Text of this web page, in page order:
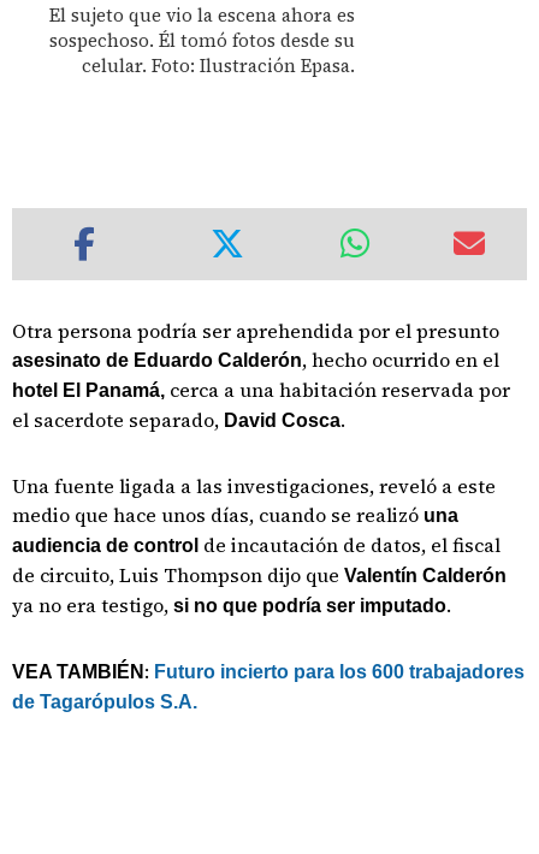
El sujeto que vio la escena ahora es
sospechoso. Él tomó fotos desde su
celular. Foto: Ilustración Epasa.
Otra persona podría ser aprehendida por el presunto
asesinato de Eduardo Calderón, hecho ocurrido en el
hotel El Panamá, cerca a una habitación reservada por
el sacerdote separado, David Cosca.
Una fuente ligada a las investigaciones, reveló a este
medio que hace unos días, cuando se realizó una
audiencia de control de incautación de datos, el fiscal
de circuito, Luis Thompson dijo que Valentín Calderón
ya no era testigo, si no que podría ser imputado.
VEA TAMBIÉN : Futuro incierto para los 600 trabajadores
de Tagarópulos S.A.